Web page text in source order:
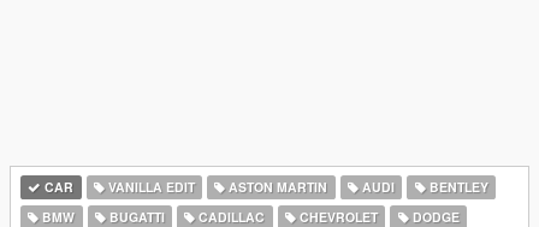
CAR VANILLA EDIT ASTON MARTIN AUDI
BENTLEY
BMW
BUGATTI CADILLAC CHEVROLET
DODGE